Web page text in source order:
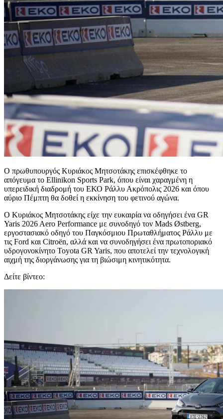
Ο πρωθυπουργός Κυριάκος Μητσοτάκης επισκέφθηκε το
απόγευμα το Ellinikon Sports Park, όπου είναι χαραγμένη η
υπερειδική διαδρομή του ΕΚΟ Ράλλυ Ακρόπολις 2026 και όπου
αύριο Πέμπτη θα δοθεί η εκκίνηση του φετινού αγώνα.
Ο Κυριάκος Μητσοτάκης είχε την ευκαιρία να οδηγήσει ένα GR
Yaris 2026 Aero Performance με συνοδηγό τον Mads Østberg,
εργοστασιακό οδηγό του Παγκόσμιου Πρωταθλήματος Ράλλυ με
τις Ford και Citroën, αλλά και να συνοδηγήσει ένα πρωτοποριακό
υδρογονοκίνητο Toyota GR Yaris, που αποτελεί την τεχνολογική
αιχμή της διοργάνωσης για τη βιώσιμη κινητικότητα.
Δείτε βίντεο: